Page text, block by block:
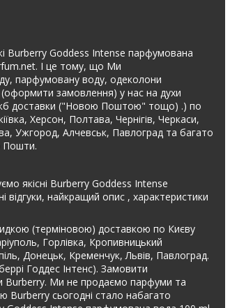
Burberry Goddess Intense парфумована
І це тому, що Ми
парфумовану воду, одеколони
замовлення) у нас на духи
доставки ("Новою Поштою" тощо) .) по
Херсон, Полтава, Чернігів, Черкаси,
Ужгород, Алчевськ, Павлоград та багато
Пошти.
якісні Burberry Goddess Intense
найкращий опис , характеристики
(терміновою) доставкою по Києву
Горлівка, Кропивницький
Донецьк, Кременчук, Львів, Павлоград.
Годдес Інтенс). Замовити
Burberry. Ми не продаємо парфуми та
Burberry сьогодні стало набагато